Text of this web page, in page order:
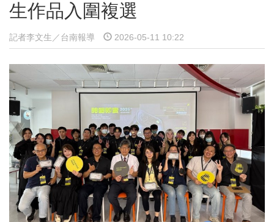
生作品入圍複選
記者李文生／台南報導 2026-05-11 10:22